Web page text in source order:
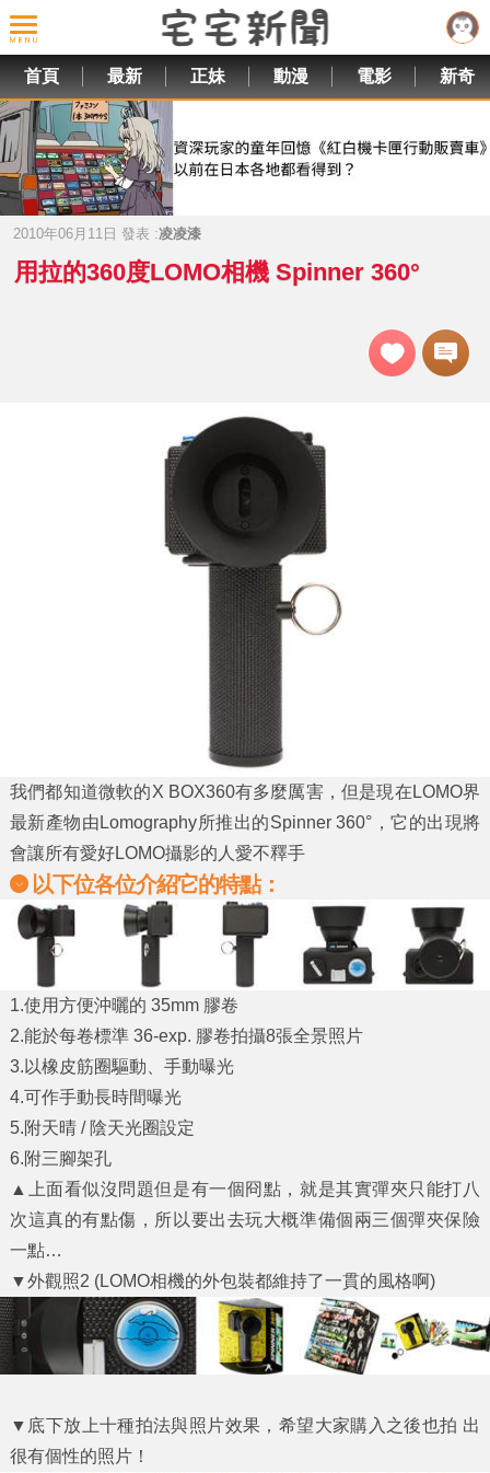
首頁 最新 正妹 動漫 電影 新奇
2010年06月11日 發表 :凌凌漆
用拉的360度LOMO相機 Spinner 360°
我們都知道微軟的X BOX360有多麼厲害，但是現在 LOMO界
最新產物由 Lomography所推出的Spinner 360° ，它的出現將
會讓所有愛好LOMO攝影的人愛不釋手
以下位各位介紹它的特點：
1.使用方便沖曬的 35mm 膠卷
2.能於每卷標準 36-exp. 膠卷拍攝8張全景照片
3.以橡皮筋圈驅動、手動曝光
4.可作手動長時間曝光
5.附天晴 / 陰天光圈設定
6.附三腳架孔
▲上面看似沒問題但是有一個冏點，就是其實彈夾只能打八
次這真的有點傷，所以要出去玩大概準備個兩三個彈夾保險
一點…
▼外觀照2 (LOMO相機的外包裝都維持了一貫的風格啊)
▼底下放上十種拍法與照片效果，希望大家購入之後也拍 出
很有個性的照片！